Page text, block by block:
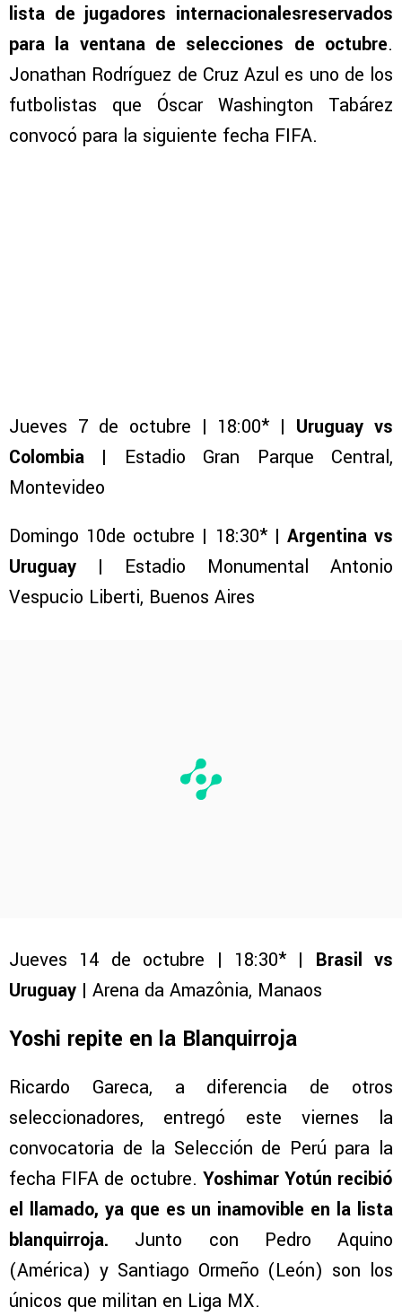
lista de jugadores internacionalesreservados
para la ventana de selecciones de octubre.
Jonathan Rodríguez de Cruz Azul es uno de los
futbolistas que Óscar Washington Tabárez
convocó para la siguiente fecha FIFA.
Jueves 7 de octubre | 18:00* | Uruguay vs
Colombia | Estadio Gran Parque Central,
Montevideo
Domingo 10de octubre | 18:30* | Argentina vs
Uruguay | Estadio Monumental Antonio
Vespucio Liberti, Buenos Aires
Jueves 14 de octubre | 18:30* | Brasil vs
Uruguay | Arena da Amazônia, Manaos
Yoshi repite en la Blanquirroja
Ricardo Gareca, a diferencia de otros
seleccionadores, entregó este viernes la
convocatoria de la Selección de Perú para la
fecha FIFA de octubre. Yoshimar Yotún recibió
el llamado, ya que es un inamovible en la lista
blanquirroja. Junto con Pedro Aquino
(América) y Santiago Ormeño (León) son los
únicos que militan en Liga MX.